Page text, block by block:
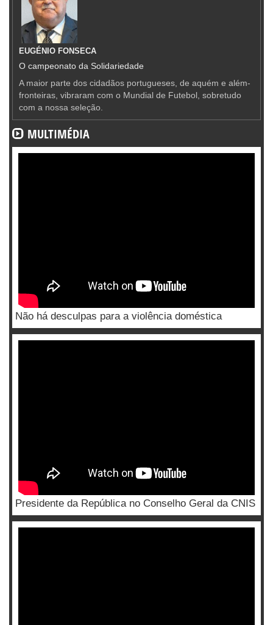
EUGÉNIO FONSECA
O campeonato da Solidariedade
A maior parte dos cidadãos portugueses, de aquém e além-
fronteiras, vibraram com o Mundial de Futebol, sobretudo
com a nossa seleção.
MULTIMÉDIA
Não há desculpas para a violência doméstica
Presidente da República no Conselho Geral da CNIS